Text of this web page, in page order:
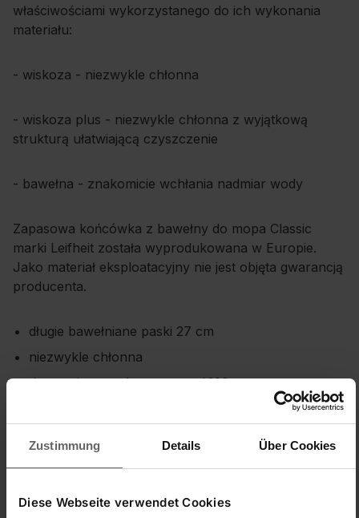
Zustimmung Details Über Cookies
Diese Webseite verwendet Cookies
właściwościami wykorzystanego do ich wykonania
materiału:
- wiskoza - niezwykle chłonna
- wiskoza plus - niezwykle chłonna z wyjątkową
strukturą ułatwiającą czyszczenie
- bawełna - znakomicie wchłania nadmiar wody
Zapasowa końcówka z bawełny do mopa Classic
marki Leifheit została wyprodukowana w Europie.
Jako materiał eksploatacyjny nie jest objęta gwarancją
producenta.
długie bawełniane paski 27 cm
niezwykle chłonna
do prania w pralce w temp. 60°C
się właściwościami wykorzystanego do
ichwykonania materiału:- wiskoza - niezwykle
wyjątkową strukturą ułatwiającą czyszczenie-